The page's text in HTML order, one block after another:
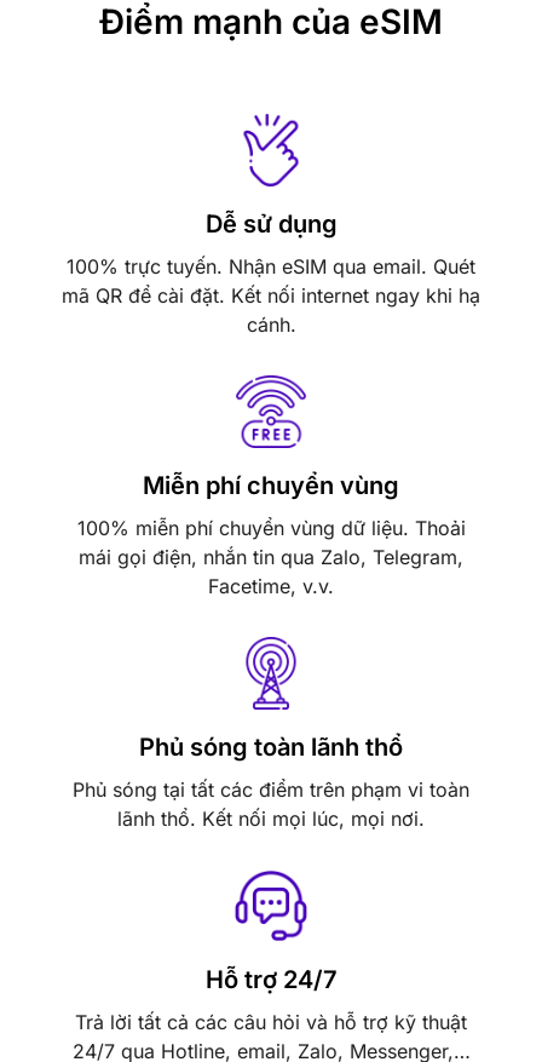
Điểm mạnh của eSIM
Dễ sử dụng
100% trực tuyến. Nhận eSIM qua email. Quét
mã QR để cài đặt. Kết nối internet ngay khi hạ
cánh.
Miễn phí chuyển vùng
100% miễn phí chuyển vùng dữ liệu. Thoải
mái gọi điện, nhắn tin qua Zalo, Telegram,
Facetime, v.v.
Phủ sóng toàn lãnh thổ
Phủ sóng tại tất các điểm trên phạm vi toàn
lãnh thổ. Kết nối mọi lúc, mọi nơi.
Hỗ trợ 24/7
Trả lời tất cả các câu hỏi và hỗ trợ kỹ thuật
24/7 qua Hotline, email, Zalo, Messenger,…